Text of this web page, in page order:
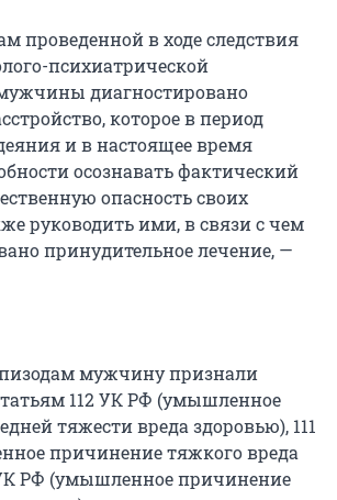
проведенной в ходе следствия
психиатрической
диагностировано
которое в период
и в настоящее время
осознавать фактический
опасность своих
руководить ими, в связи с чем
принудительное лечение, —
мужчину признали
112 УК РФ (умышленное
тяжести вреда здоровью), 111
причинение тяжкого вреда
РФ (умышленное причинение